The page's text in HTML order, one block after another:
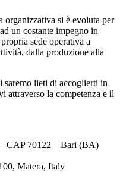
organizzativa si è evoluta per
un costante impegno in
sede operativa a
dalla produzione alla
saremo lieti di accoglierti in
attraverso la competenza e il
CAP 70122 – Bari (BA)
Matera, Italy